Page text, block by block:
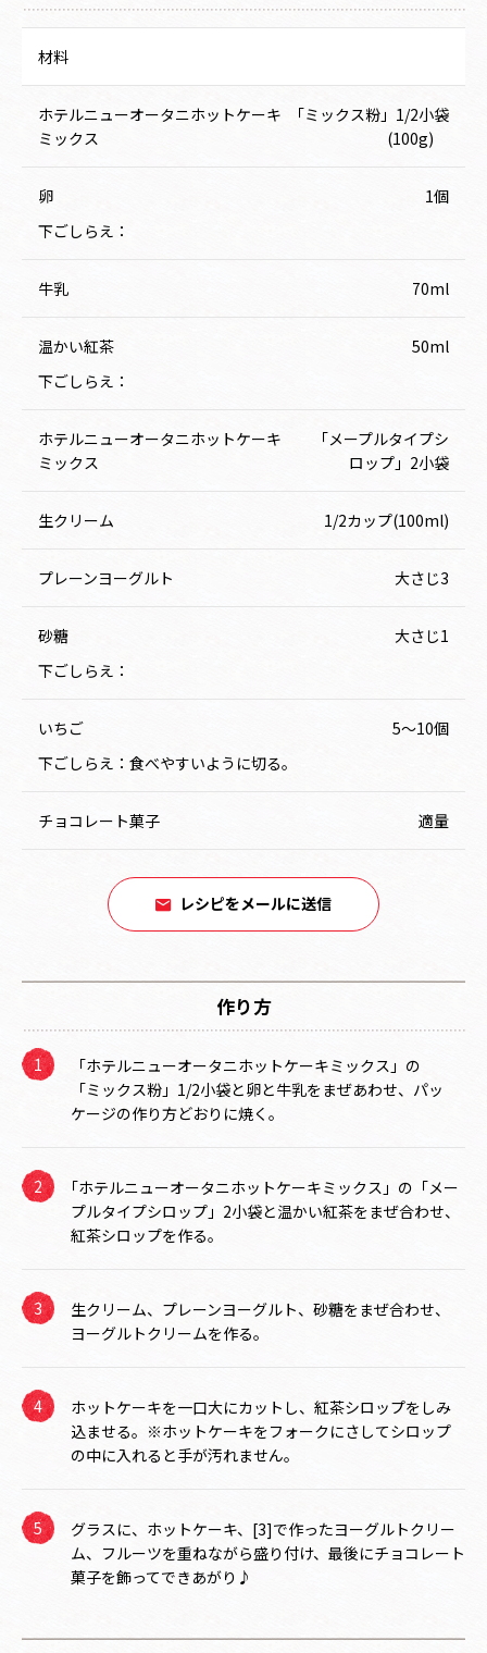
材料
ホテルニューオータニホットケーキ
ミックス
「ミックス粉」1/2小袋
(100g)
卵
1個
下ごしらえ：
牛乳 70ml
温かい紅茶
50ml
下ごしらえ：
ホテルニューオータニホットケーキ
ミックス
「メープルタイプシ
ロップ」2小袋
生クリーム 1/2カップ(100ml)
プレーンヨーグルト 大さじ3
砂糖
大さじ1
下ごしらえ：
いちご
5～10個
下ごしらえ：食べやすいように切る。
チョコレート菓子 適量
レシピをメールに送信
作り方
「ホテルニューオータニホットケーキミックス」の
「ミックス粉」1/2小袋と卵と牛乳をまぜあわせ、パッ
ケージの作り方どおりに焼く。
｢ホテルニューオータニホットケーキミックス」の「メー
プルタイプシロップ」2小袋と温かい紅茶をまぜ合わせ、
紅茶シロップを作る。
生クリーム、プレーンヨーグルト、砂糖をまぜ合わせ、
ヨーグルトクリームを作る。
ホットケーキを一口大にカットし、紅茶シロップをしみ
込ませる。※ホットケーキをフォークにさしてシロップ
の中に入れると手が汚れません。
グラスに、ホットケーキ、[3]で作ったヨーグルトクリー
ム、フルーツを重ねながら盛り付け、最後にチョコレート
菓子を飾ってできあがり♪